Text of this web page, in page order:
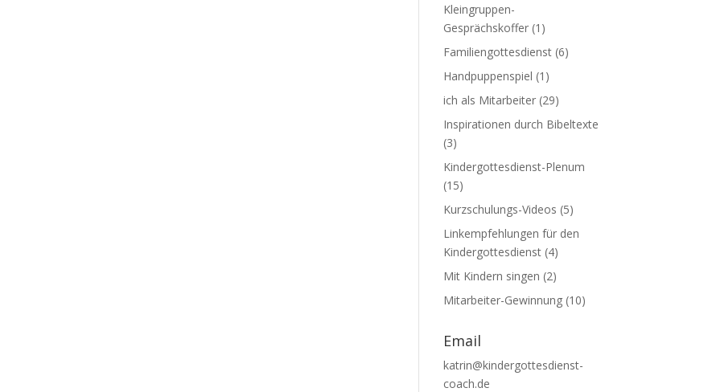
Kleingruppen-
Gesprächskoffer (1)
Familiengottesdienst (6)
Handpuppenspiel (1)
ich als Mitarbeiter (29)
Inspirationen durch Bibeltexte
(3)
Kindergottesdienst-Plenum
(15)
Kurzschulungs-Videos (5)
Linkempfehlungen für den
Kindergottesdienst (4)
Mit Kindern singen (2)
Mitarbeiter-Gewinnung (10)
Email
katrin@kindergottesdienst-
coach.de